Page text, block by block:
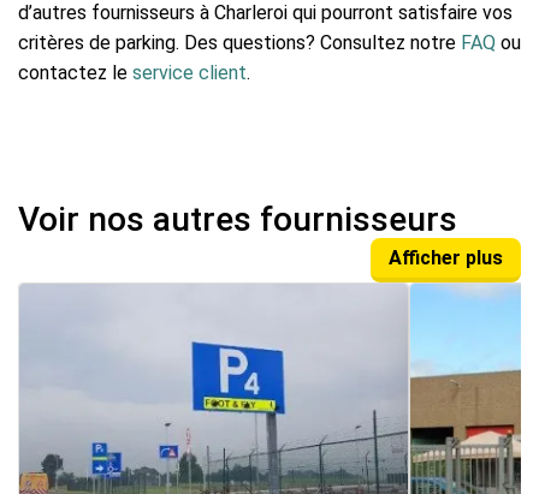
d’autres fournisseurs à Charleroi qui pourront satisfaire vos
critères de parking. Des questions? Consultez notre FAQ ou
contactez le service client.
Voir nos autres fournisseurs
Afficher plus